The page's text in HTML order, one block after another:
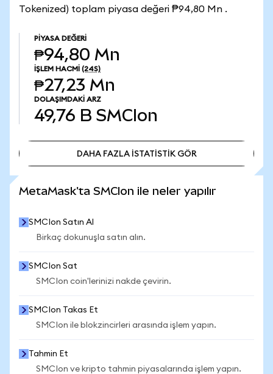
Tokenized) toplam piyasa değeri ₱94,80 Mn .
PIYASA DEĞERI
₱94,80 Mn
İŞLEM HACMI (24S)
₱27,23 Mn
DOLAŞIMDAKI ARZ
49,76 B SMCIon
DAHA FAZLA İSTATİSTİK GÖR
MetaMask'ta SMCIon ile neler yapılır
SMCIon Satın Al
Birkaç dokunuşla satın alın.
SMCIon Sat
SMCIon coin'lerinizi nakde çevirin.
SMCIon Takas Et
SMCIon ile blokzincirleri arasında işlem yapın.
Tahmin Et
SMCIon ve kripto tahmin piyasalarında işlem yapın.